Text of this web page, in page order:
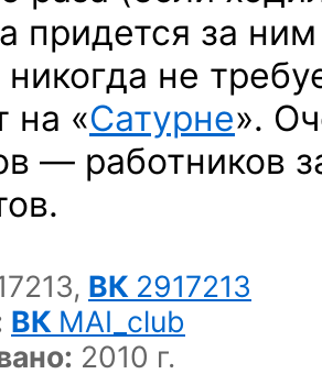
придется за
не
на «Сатурне».
— работников
ВК 2917213
ВК MAI_club
2010 г.